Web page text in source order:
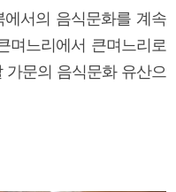
서의 음식문화를 계속
며느리에서 큰며느리로
문의 음식문화 유산으